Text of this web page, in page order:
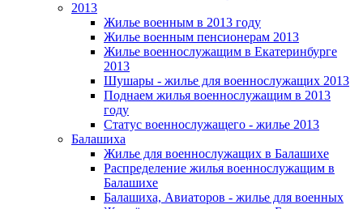
2013
Жилье военным в 2013 году
Жилье военным пенсионерам 2013
Жилье военнослужащим в Екатеринбурге
2013
Шушары - жилье для военнослужащих 2013
Поднаем жилья военнослужащим в 2013
году
Статус военнослужащего - жилье 2013
Балашиха
Жилье для военнослужащих в Балашихе
Распределение жилья военнослужащим в
Балашихе
Балашиха, Авиаторов - жилье для военных